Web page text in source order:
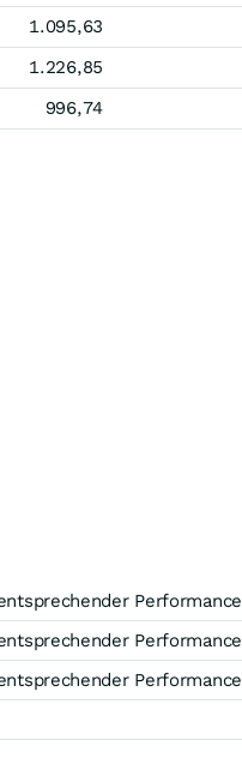
1.095,63
1.226,85
996,74
Performance
Performance
Performance